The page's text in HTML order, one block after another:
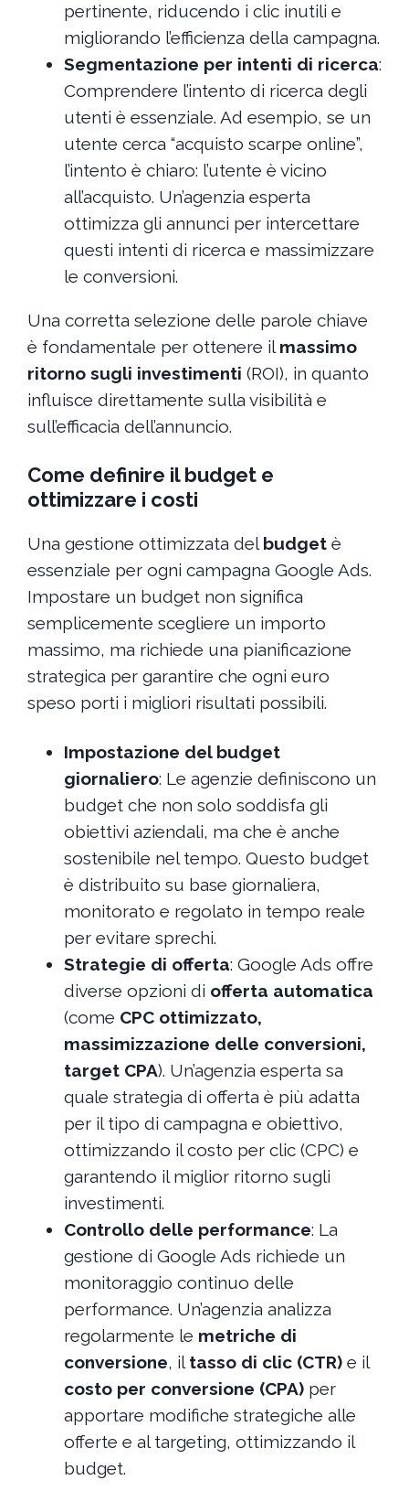
pertinente, riducendo i clic inutili e
migliorando l’efficienza della campagna.
Segmentazione per intenti di ricerca:
Comprendere l’intento di ricerca degli
utenti è essenziale. Ad esempio, se un
utente cerca “acquisto scarpe online”,
l’intento è chiaro: l’utente è vicino
all’acquisto. Un’agenzia esperta
ottimizza gli annunci per intercettare
questi intenti di ricerca e massimizzare
le conversioni.
Una corretta selezione delle parole chiave
è fondamentale per ottenere il massimo
ritorno sugli investimenti (ROI), in quanto
influisce direttamente sulla visibilità e
sull’efficacia dell’annuncio.
Come definire il budget e
ottimizzare i costi
Una gestione ottimizzata del budgetè
essenziale per ogni campagna Google Ads.
Impostare un budget non significa
semplicemente scegliere un importo
massimo, ma richiede una pianificazione
strategica per garantire che ogni euro
speso porti i migliori risultati possibili.
Impostazione del budget
giornaliero: Le agenzie definiscono un
budget che non solo soddisfa gli
obiettivi aziendali, ma che è anche
sostenibile nel tempo. Questo budget
è distribuito su base giornaliera,
monitorato e regolato in tempo reale
per evitare sprechi.
Strategie di offerta: Google Ads offre
diverse opzioni di offerta automatica
(come CPC ottimizzato,
massimizzazione delle conversioni,
target CPA). Un’agenzia esperta sa
quale strategia di offerta è più adatta
per il tipo di campagna e obiettivo,
ottimizzando il costo per clic (CPC) e
garantendo il miglior ritorno sugli
investimenti.
Controllo delle performance: La
gestione di Google Ads richiede un
monitoraggio continuo delle
performance. Un’agenzia analizza
regolarmente le metriche di
conversione, il tasso di clic (CTR)e il
costo per conversione (CPA)per
apportare modifiche strategiche alle
offerte e al targeting, ottimizzando il
budget.